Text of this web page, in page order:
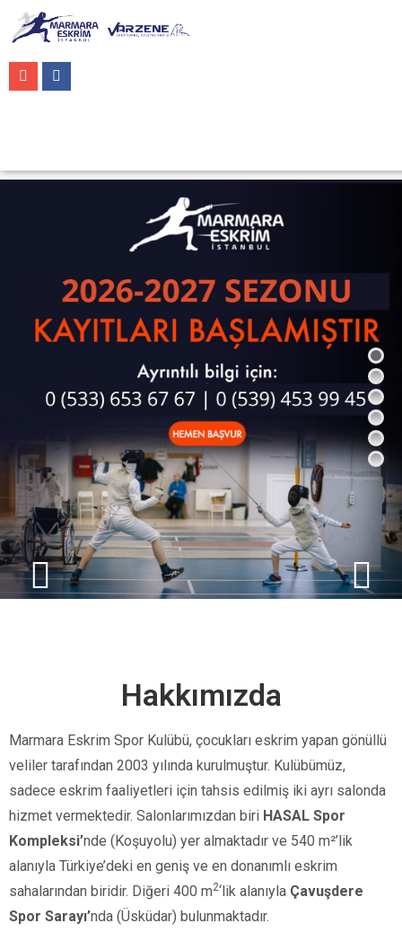
Hakkımızda
Marmara Eskrim Spor Kulübü, çocukları eskrim yapan gönüllü
veliler tarafından 2003 yılında kurulmuştur. Kulübümüz,
sadece eskrim faaliyetleri için tahsis edilmiş iki ayrı salonda
hizmet vermektedir. Salonlarımızdan biri HASAL Spor
Kompleksi’nde (Koşuyolu) yer almaktadır ve 540 m²’lik
alanıyla Türkiye’deki en geniş ve en donanımlı eskrim
sahalarından biridir. Diğeri 400 m2‘lik alanıyla Çavuşdere
Spor Sarayı’nda (Üsküdar) bulunmaktadır.